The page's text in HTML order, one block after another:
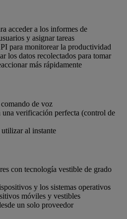
acceder a los informes de
y asignar tareas
para monitorear la productividad
los datos recolectados para tomar
más rápidamente
de voz
una verificación perfecta (control de
al instante
con tecnología vestible de grado
y los sistemas operativos
móviles y vestibles
un solo proveedor